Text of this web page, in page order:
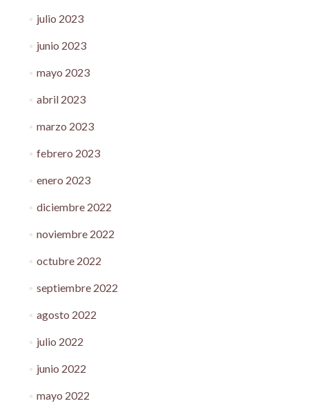
julio 2023
junio 2023
mayo 2023
abril 2023
marzo 2023
febrero 2023
enero 2023
diciembre 2022
noviembre 2022
octubre 2022
septiembre 2022
agosto 2022
julio 2022
junio 2022
mayo 2022